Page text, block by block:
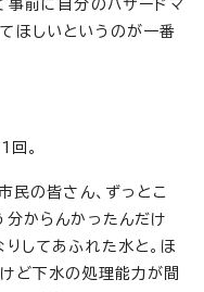
事前に自分のハザードマ
ほしいというのが一番
回。
民の皆さん、ずっとこ
分からんかったんだけ
りしてあふれた水と。ほ
ど下水の処理能力が間